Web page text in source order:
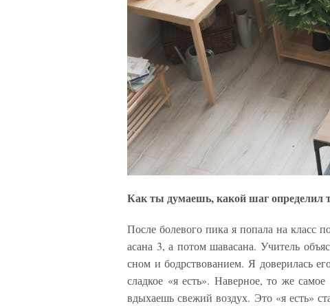
Как ты думаешь, какой шаг определил
После болевого пика я попала на класс
асана 3, а потом шавасана. Учитель
сном и бодрствованием. Я доверилась
сладкое «я есть». Наверное, то же
вдыхаешь свежий воздух. Это «я есть»